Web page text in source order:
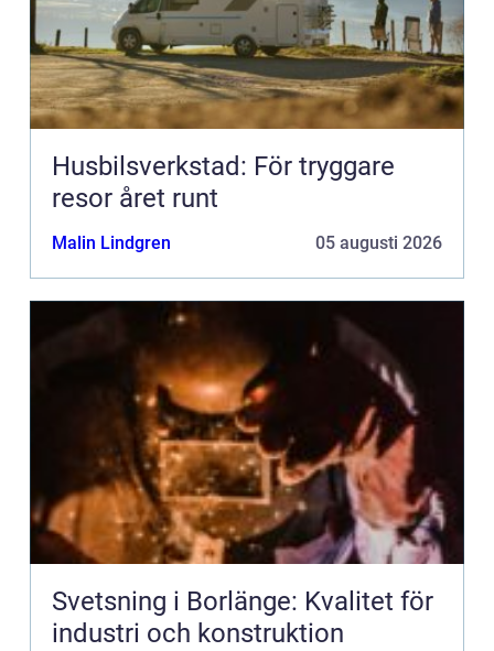
Husbilsverkstad: För tryggare
resor året runt
Malin Lindgren 05 augusti 2026
Svetsning i Borlänge: Kvalitet för
industri och konstruktion